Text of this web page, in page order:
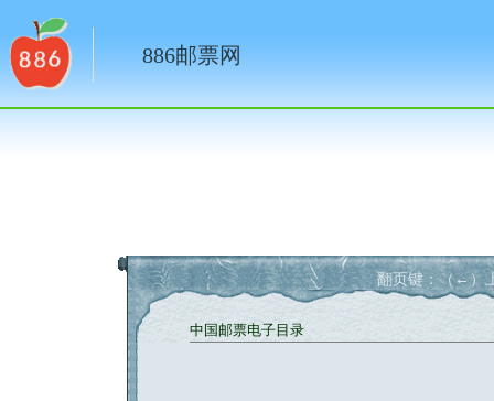
886邮票网
翻页键：（←）
中国邮票电子目录